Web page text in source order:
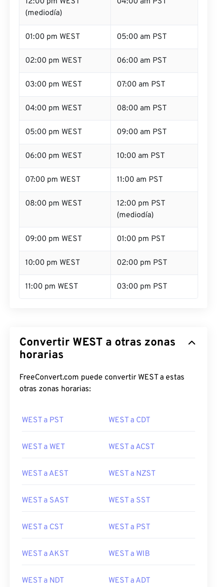
(mediodía)
01:00 pm WEST 05:00 am PST
02:00 pm WEST 06:00 am PST
03:00 pm WEST 07:00 am PST
04:00 pm WEST 08:00 am PST
05:00 pm WEST 09:00 am PST
06:00 pm WEST 10:00 am PST
07:00 pm WEST 11:00 am PST
08:00 pm WEST
12:00 pm PST
(mediodía)
09:00 pm WEST 01:00 pm PST
10:00 pm WEST 02:00 pm PST
11:00 pm WEST 03:00 pm PST
Convertir WEST a otras zonas
horarias
FreeConvert.com puede convertir WEST a estas
otras zonas horarias:
WEST a PST WEST a CDT
WEST a WET WEST a ACST
WEST a AEST WEST a NZST
WEST a SAST WEST a SST
WEST a CST WEST a PST
WEST a AKST WEST a WIB
WEST a NDT WEST a ADT